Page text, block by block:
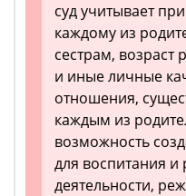
суд учитывает
каждому из
сестрам, возраст
и иные личные
отношения,
каждым из
возможность
для воспитания и
деятельности,